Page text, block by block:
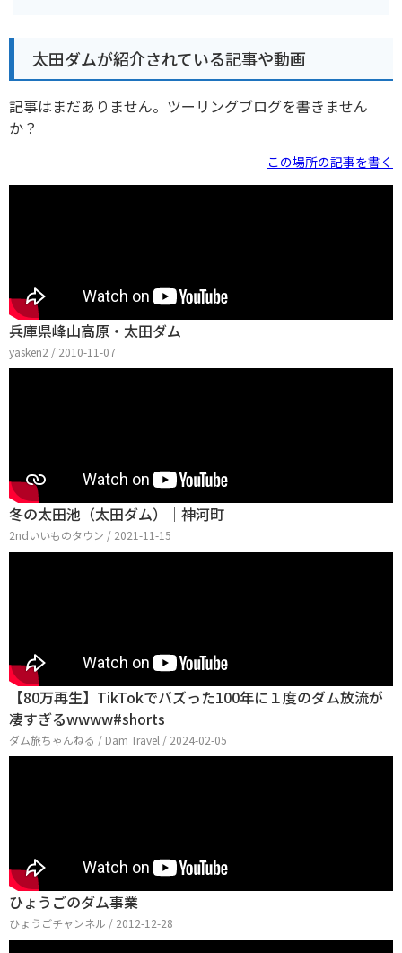
太田ダムが紹介されている記事や動画
記事はまだありません。ツーリングブログを書きません
か？
この場所の記事を書く
兵庫県峰山高原・太田ダム
yasken2 / 2010-11-07
冬の太田池（太田ダム）│神河町
2ndいいものタウン / 2021-11-15
【80万再生】TikTokでバズった100年に１度のダム放流が
凄すぎるwwww#shorts
ダム旅ちゃんねる / Dam Travel / 2024-02-05
ひょうごのダム事業
ひょうごチャンネル / 2012-12-28